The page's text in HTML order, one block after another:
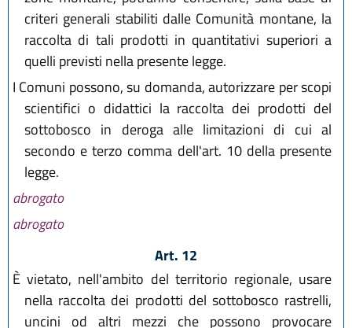
criteri generali stabiliti dalle Comunità montane, la
raccolta di tali prodotti in quantitativi superiori a
quelli previsti nella presente legge.
I Comuni possono, su domanda, autorizzare per scopi
scientifici o didattici la raccolta dei prodotti del
sottobosco in deroga alle limitazioni di cui al
secondo e terzo comma dell'art. 10 della presente
legge.
abrogato
abrogato
Art. 12
È vietato, nell'ambito del territorio regionale, usare
nella raccolta dei prodotti del sottobosco rastrelli,
uncini od altri mezzi che possono provocare